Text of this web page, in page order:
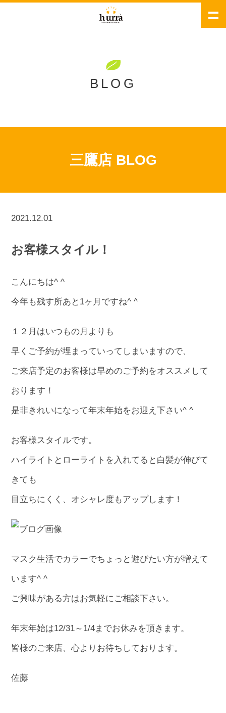
BLOG
三鷹店 BLOG
2021.12.01
お客様スタイル！
こんにちは^ ^
今年も残す所あと1ヶ月ですね^ ^
１２月はいつもの月よりも
早くご予約が埋まっていってしまいますので、
ご来店予定のお客様は早めのご予約をオススメして
おります！
是非きれいになって年末年始をお迎え下さい^ ^
お客様スタイルです。
ハイライトとローライトを入れてると白髪が伸びて
きても
目立ちにくく、オシャレ度もアップします！
マスク生活でカラーでちょっと遊びたい方が増えて
います^ ^
ご興味がある方はお気軽にご相談下さい。
年末年始は12/31～1/4までお休みを頂きます。
皆様のご来店、心よりお待ちしております。
佐藤